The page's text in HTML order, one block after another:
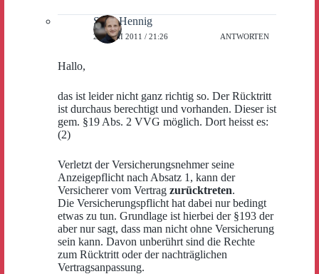
Sven Hennig
29. JUNI 2011 / 21:26 ANTWORTEN
Hallo,
das ist leider nicht ganz richtig so. Der Rücktritt
ist durchaus berechtigt und vorhanden. Dieser ist
gem. §19 Abs. 2 VVG möglich. Dort heisst es:
(2)
Verletzt der Versicherungsnehmer seine
Anzeigepflicht nach Absatz 1, kann der
Versicherer vom Vertrag zurücktreten.
Die Versicherungspflicht hat dabei nur bedingt
etwas zu tun. Grundlage ist hierbei der §193 der
aber nur sagt, dass man nicht ohne Versicherung
sein kann. Davon unberührt sind die Rechte
zum Rücktritt oder der nachträglichen
Vertragsanpassung.